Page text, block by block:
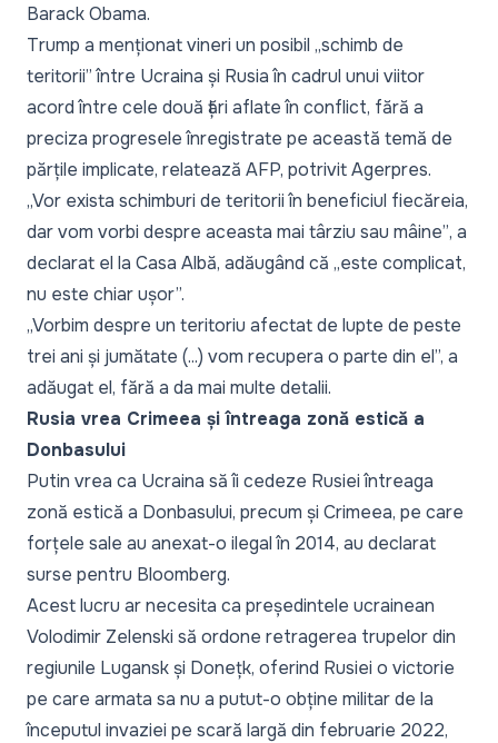
Barack Obama.
Trump a menționat vineri un posibil „schimb de
teritorii” între Ucraina și Rusia în cadrul unui viitor
acord între cele două țări aflate în conflict, fără a
preciza progresele înregistrate pe această temă de
părțile implicate, relatează AFP, potrivit Agerpres.
„Vor exista schimburi de teritorii în beneficiul fiecăreia,
dar vom vorbi despre aceasta mai târziu sau mâine”, a
declarat el la Casa Albă, adăugând că „este complicat,
nu este chiar ușor”.
„Vorbim despre un teritoriu afectat de lupte de peste
trei ani și jumătate (...) vom recupera o parte din el”, a
adăugat el, fără a da mai multe detalii.
Rusia vrea Crimeea și întreaga zonă estică a
Donbasului
Putin vrea ca Ucraina să îi cedeze Rusiei întreaga
zonă estică a Donbasului, precum și Crimeea, pe care
forțele sale au anexat-o ilegal în 2014, au declarat
surse pentru Bloomberg.
Acest lucru ar necesita ca președintele ucrainean
Volodimir Zelenski să ordone retragerea trupelor din
regiunile Lugansk și Donețk, oferind Rusiei o victorie
pe care armata sa nu a putut-o obține militar de la
începutul invaziei pe scară largă din februarie 2022,